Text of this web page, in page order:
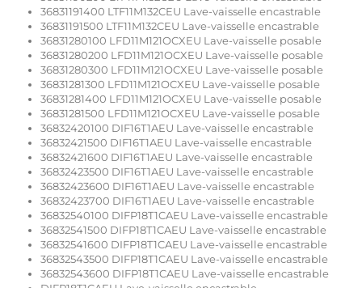
36831191400 LTF11M132CEU Lave-vaisselle encastrable
36831191500 LTF11M132CEU Lave-vaisselle encastrable
36831280100 LFD11M121OCXEU Lave-vaisselle posable
36831280200 LFD11M121OCXEU Lave-vaisselle posable
36831280300 LFD11M121OCXEU Lave-vaisselle posable
36831281300 LFD11M121OCXEU Lave-vaisselle posable
36831281400 LFD11M121OCXEU Lave-vaisselle posable
36831281500 LFD11M121OCXEU Lave-vaisselle posable
36832420100 DIF16T1AEU Lave-vaisselle encastrable
36832421500 DIF16T1AEU Lave-vaisselle encastrable
36832421600 DIF16T1AEU Lave-vaisselle encastrable
36832423500 DIF16T1AEU Lave-vaisselle encastrable
36832423600 DIF16T1AEU Lave-vaisselle encastrable
36832423700 DIF16T1AEU Lave-vaisselle encastrable
36832540100 DIFP18T1CAEU Lave-vaisselle encastrable
36832541500 DIFP18T1CAEU Lave-vaisselle encastrable
36832541600 DIFP18T1CAEU Lave-vaisselle encastrable
36832543500 DIFP18T1CAEU Lave-vaisselle encastrable
36832543600 DIFP18T1CAEU Lave-vaisselle encastrable